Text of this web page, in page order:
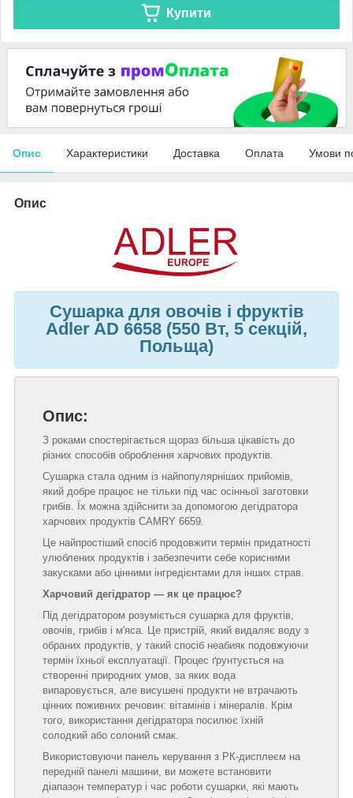
Купити
Опис Характеристики Доставка Оплата Умови
Опис
Сушарка для овочів і фруктів
Adler AD 6658 (550 Вт, 5 секцій,
Польща)
Опис:
З роками спостерігається щораз більша цікавість до
різних способів оброблення харчових продуктів.
Сушарка стала одним із найпопулярніших прийомів,
який добре працює не тільки під час осінньої заготовки
грибів. Їх можна здійснити за допомогою дегідратора
харчових продуктів CAMRY 6659.
Це найпростіший спосіб продовжити термін придатності
улюблених продуктів і забезпечити себе корисними
закусками або цінними інгредієнтами для інших страв.
Харчовий дегідратор — як це працює?
Під дегідратором розуміється сушарка для фруктів,
овочів, грибів і м'яса. Це пристрій, який видаляє воду з
обраних продуктів, у такий спосіб неабияк подовжуючи
термін їхньої експлуатації. Процес ґрунтується на
створенні природних умов, за яких вода
випаровується, але висушені продукти не втрачають
цінних поживних речовин: вітамінів і мінералів. Крім
того, використання дегідратора посилює їхній
солодкий або солоний смак.
Використовуючи панель керування з РК-дисплеєм на
передній панелі машини, ви можете встановити
діапазон температур і час роботи сушарки, які мають